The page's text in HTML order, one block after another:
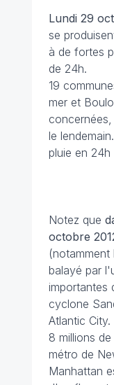
Lundi 29
se
à de fortes
de 24h.
19
mer et
le
pluie en
Notez que
octobre
balayé par
importantes
cyclone
Atlantic
8 millions
métro de
Manhattan